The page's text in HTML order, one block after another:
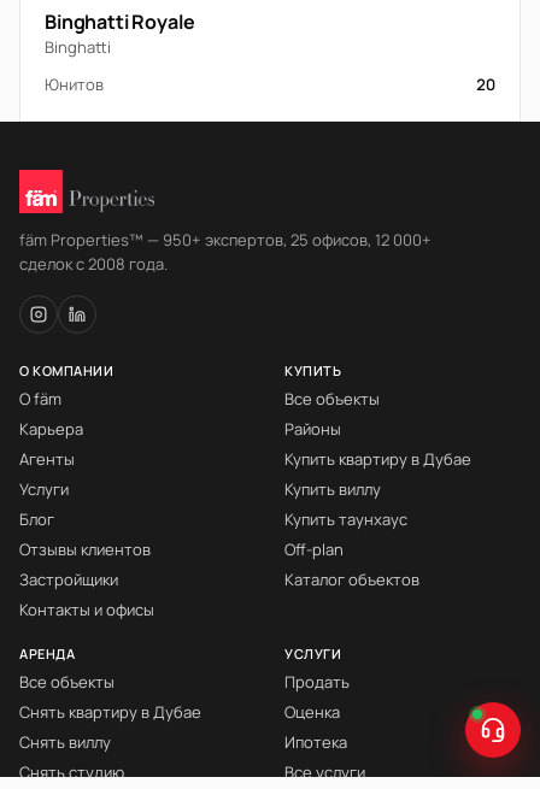
Binghatti Royale
Binghatti
Юнитов
20
fäm Properties™ — 950+ экспертов, 25 офисов, 12 000+
сделок с 2008 года.
О КОМПАНИИ
О fäm
Карьера
Агенты
Услуги
Блог
Отзывы клиентов
Застройщики
Контакты и офисы
КУПИТЬ
Все объекты
Районы
Купить квартиру в Дубае
Купить виллу
Купить таунхаус
Off-plan
Каталог объектов
АРЕНДА
Все объекты
Снять квартиру в Дубае
Снять виллу
Снять студию
УСЛУГИ
Продать
Оценка
Ипотека
Все услуги